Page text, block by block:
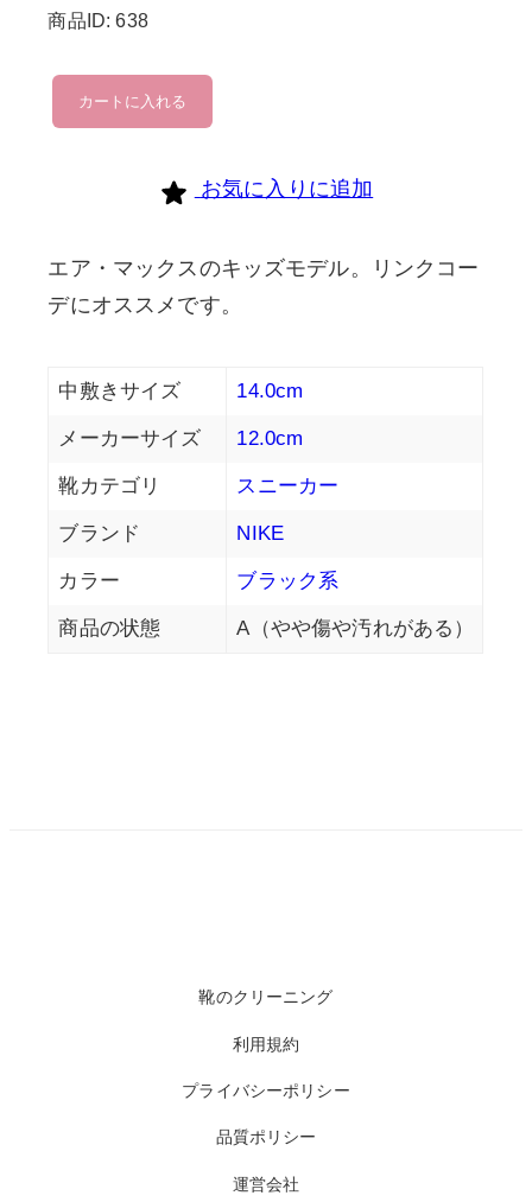
商品ID: 638
nike
個
カートに入れる
お気に入りに追加
エア・マックスのキッズモデル。リンクコー
デにオススメです。
中敷きサイズ 14.0cm
メーカーサイズ 12.0cm
靴カテゴリ スニーカー
ブランド NIKE
カラー ブラック系
商品の状態 A（やや傷や汚れがある）
靴のクリーニング
利用規約
プライバシーポリシー
品質ポリシー
運営会社